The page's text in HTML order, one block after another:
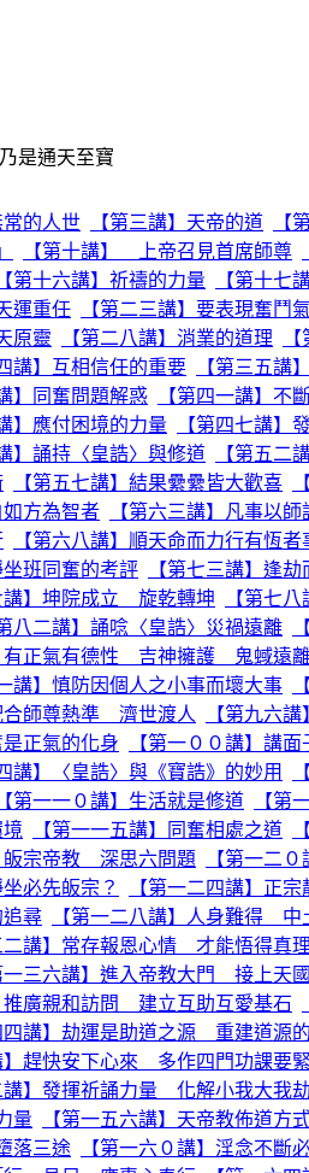
是通天至寶
常的人世 【第三講】天帝的道 【
【第十講】 上帝召見首席師尊
【第十六講】祈禱的力量 【第十七
運重任 【第二三講】要表現奮鬥
原靈 【第二八講】消業的道理
講】互相信任的重要 【第三五講
】同奮問題解惑 【第四一講】不
】應付困境的力量 【第四七講】
】誦持〈皇誥〉與修道 【第五二
【第五七講】結果纍纍皆大歡喜
如方為智者 【第六三講】凡事以師
【第六八講】順天命而力行有恆者
坐班同奮的考評 【第七三講】逢
講】坤院成立 旋乾轉坤 【第七
第八二講】誦唸〈皇誥〉災禍遠離
有正氣有德性 吉神擁護 鬼蜮遠
講】慎防因個人之小事而壞大事
合師尊熱準 濟世渡人 【第九六
正氣的化身 【第一００講】講
講】〈皇誥〉與《寶誥》的妙用
【第一一０講】生活就是修道 【第
【第一一五講】同奮相處之道
皈宗帝教 深思六問題 【第一二
必先皈宗？ 【第一二四講】正
追尋 【第一二八講】人身難得 中
二講】常存報恩心情 才能悟得真
一三六講】進入帝教大門 接上天
推廣親和訪問 建立互助互愛基石
四講】劫運是助道之源 重建道源
】趕快安下心來 多作四門功課要緊
講】發揮祈誦力量 化解小我大我
量 【第一五六講】天帝教佈道
落三途 【第一六０講】淫念不斷